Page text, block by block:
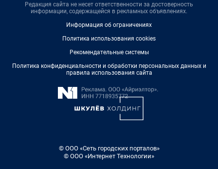
Редакция сайта не несет ответственности за достоверность
информации, содержащейся в рекламных объявлениях.
Информация об ограничениях
Политика использования cookies
Рекомендательные системы
Политика конфиденциальности и обработки персональных данных и
правила использования сайта
© ООО «Сеть городских порталов»
© ООО «Интернет Технологии»